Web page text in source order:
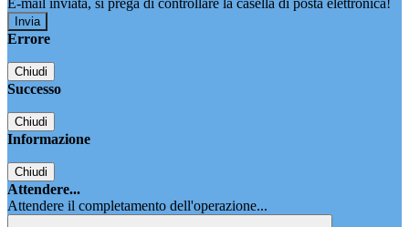
E-mail inviata, si prega di controllare la casella di posta elettronica!
Errore
Chiudi
Successo
Chiudi
Informazione
Chiudi
Attendere...
Attendere il completamento dell'operazione...